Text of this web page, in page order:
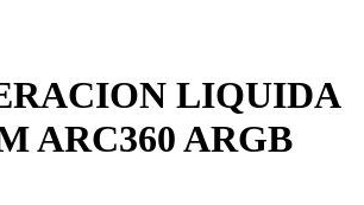
LIQUIDA
ARC360 ARGB